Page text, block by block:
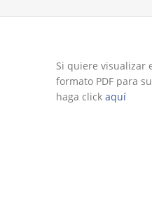
Si quiere visualizar
formato PDF para
haga click aquí